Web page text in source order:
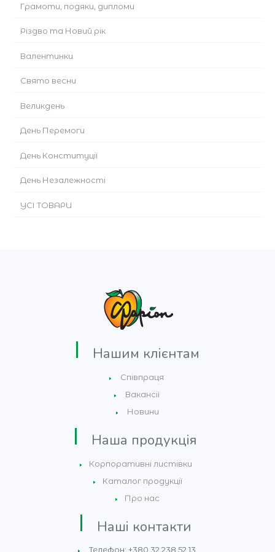
Грамоти, подяки, дипломи
Різдво та Новий рік
Валентинки
Cвято весни
Великдень
День Перемоги
День Конституції
День Незалежності
УСІ ТОВАРИ
Нашим клієнтам
Співпраця
Вакансії
Новини
Наша продукція
Корпоративні листівки
Каталог продукції
Про нас
Наші контакти
Телефон: +380 32 238 52 13